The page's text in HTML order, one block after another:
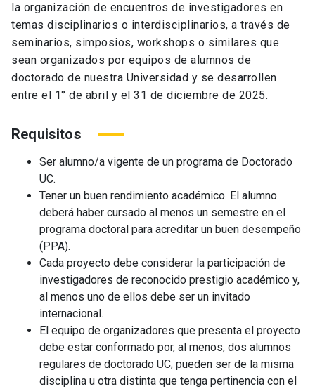
la organización de encuentros de investigadores en
temas disciplinarios o interdisciplinarios, a través de
seminarios, simposios, workshops o similares que
sean organizados por equipos de alumnos de
doctorado de nuestra Universidad y se desarrollen
entre el 1° de abril y el 31 de diciembre de 2025.
Requisitos
Ser alumno/a vigente de un programa de Doctorado
UC.
Tener un buen rendimiento académico. El alumno
deberá haber cursado al menos un semestre en el
programa doctoral para acreditar un buen desempeño
(PPA).
Cada proyecto debe considerar la participación de
investigadores de reconocido prestigio académico y,
al menos uno de ellos debe ser un invitado
internacional.
El equipo de organizadores que presenta el proyecto
debe estar conformado por, al menos, dos alumnos
regulares de doctorado UC; pueden ser de la misma
disciplina u otra distinta que tenga pertinencia con el